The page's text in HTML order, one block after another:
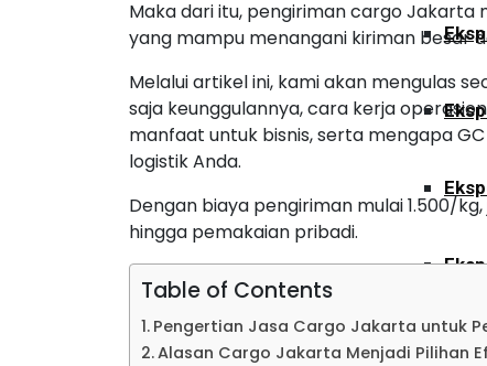
Maka dari itu, pengiriman cargo Jakarta
yang mampu menangani kiriman besar
Melalui artikel ini, kami akan mengulas
saja keunggulannya, cara kerja
manfaat untuk bisnis, serta mengapa
logistik Anda.
Dengan biaya pengiriman mulai 1.500/
hingga pemakaian pribadi.
Table of Contents
Pengertian Jasa Cargo Jakarta untuk
Alasan Cargo Jakarta Menjadi Pilihan